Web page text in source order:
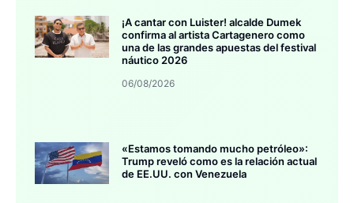
¡A cantar con Luister! alcalde Dumek
confirma al artista Cartagenero como
una de las grandes apuestas del festival
náutico 2026
06/08/2026
«Estamos tomando mucho petróleo»:
Trump reveló como es la relación actual
de EE.UU. con Venezuela